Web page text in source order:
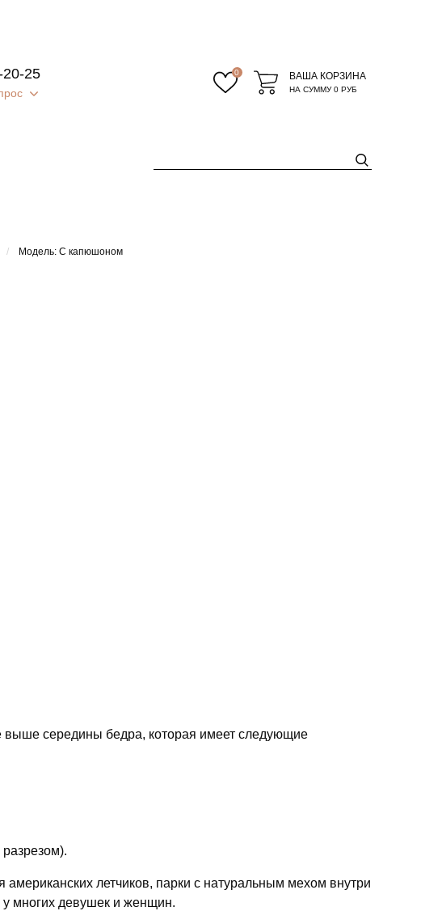
25 0 ВАША КОРЗИНА
НА СУММУ0 РУБ
Модель: С капюшоном
выше середины бедра, которая имеет следующие
летчиков, парки с натуральным мехом внутри
многих девушек и женщин.